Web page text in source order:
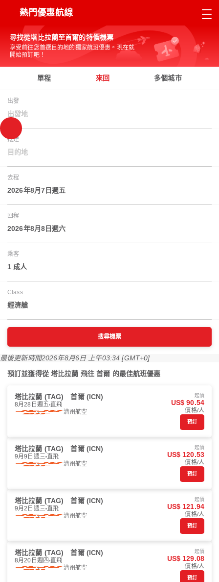
熱門優惠航線
尋找從塔比拉蘭至首爾的特價機票
享受前往您首選目的地的獨家航班優惠。現在就
開始預訂吧！
單程 來回 多個城市
出發
出發地
抵達
目的地
去程
2026年8月7日週五
回程
2026年8月8日週六
乘客
1 成人
Class
經濟艙
搜尋機票
最後更新時間2026年8月6日 上午03:34 [GMT+0]
預訂並獲得從 塔比拉蘭 飛往 首爾 的最佳航班優惠
塔比拉蘭 (TAG) 首爾 (ICN)
8月28日週五 直飛
濟州航空
起價
US$ 90.54
價格/人
預訂
塔比拉蘭 (TAG) 首爾 (ICN)
9月9日週三 直飛
濟州航空
起價
US$ 120.53
價格/人
預訂
塔比拉蘭 (TAG) 首爾 (ICN)
9月2日週三 直飛
濟州航空
起價
US$ 121.94
價格/人
預訂
塔比拉蘭 (TAG) 首爾 (ICN)
8月20日週四 直飛
濟州航空
起價
US$ 129.08
價格/人
預訂